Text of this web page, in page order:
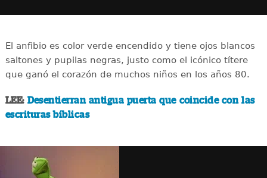
El anfibio es color verde encendido y tiene ojos blancos
saltones y pupilas negras, justo como el icónico títere
que ganó el corazón de muchos niños en los años 80.
LEE: Desentierran antigua puerta que coincide con las
escrituras bíblicas